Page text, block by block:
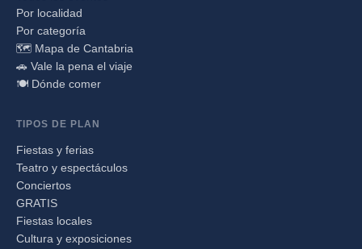
Por localidad
Por categoría
🗺️ Mapa de Cantabria
🚗 Vale la pena el viaje
🍽️ Dónde comer
TIPOS DE PLAN
Fiestas y ferias
Teatro y espectáculos
Conciertos
GRATIS
Fiestas locales
Cultura y exposiciones